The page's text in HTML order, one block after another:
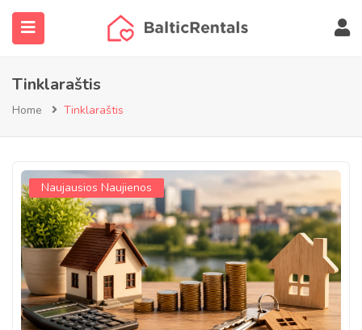
(Daugiau…)
Tinklaraštis
Home Tinklaraštis
Naujausios Naujienos